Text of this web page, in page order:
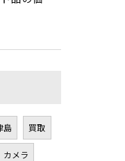
島 買取
カメラ